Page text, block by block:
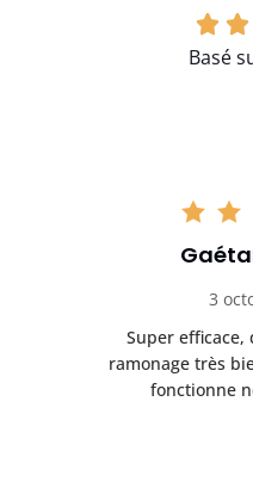
Basé
3
Super
ramonage très
fonctionne